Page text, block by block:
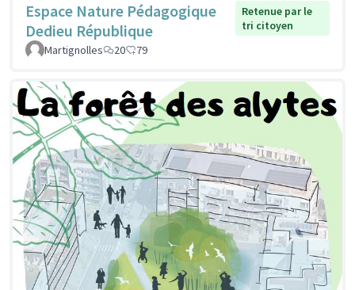
Espace Nature Pédagogique
Dedieu République
Retenue par le
tri citoyen
Martignolles
20 79